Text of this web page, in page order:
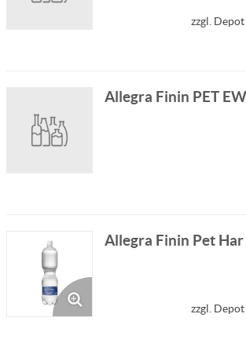
zzgl.
Allegra Finin PET
Allegra Finin Pet
zzgl.